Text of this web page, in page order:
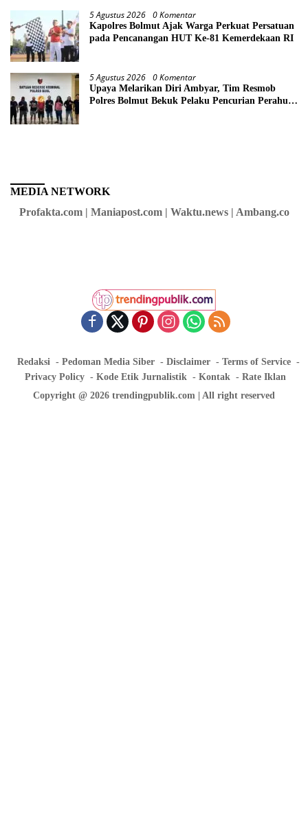
5 Agustus 2026 0 Komentar
Kapolres Bolmut Ajak Warga Perkuat Persatuan
pada Pencanangan HUT Ke-81 Kemerdekaan RI
5 Agustus 2026 0 Komentar
Upaya Melarikan Diri Ambyar, Tim Resmob
Polres Bolmut Bekuk Pelaku Pencurian Perahu
MEDIA NETWORK
Profakta.com | Maniapost.com | Waktu.news | Ambang.co
Redaksi Pedoman Media Siber Disclaimer
Terms of Service
Privacy Policy
Kode Etik Jurnalistik Kontak
Rate Iklan
Copyright @ 2026 trendingpublik.com | All right reserved